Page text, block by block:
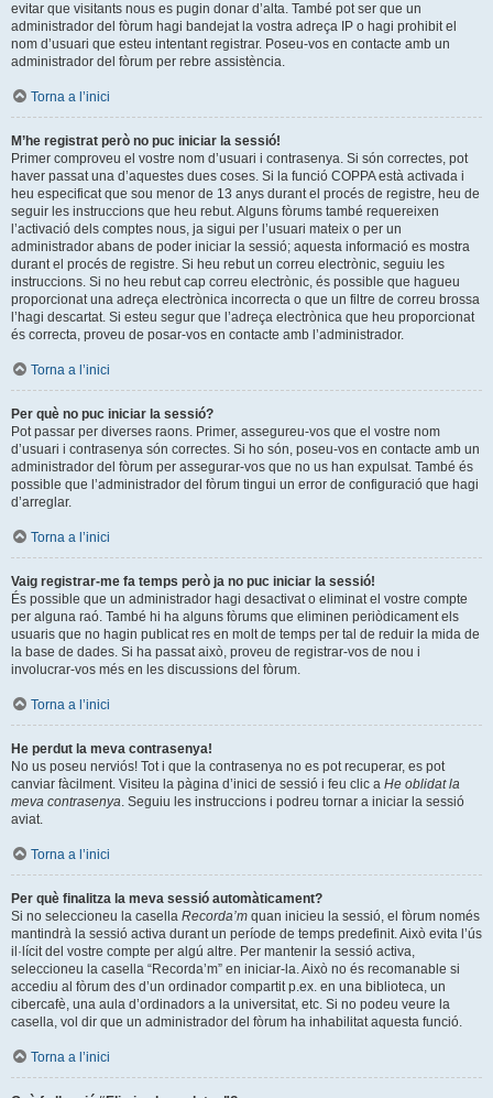
evitar que visitants nous es pugin donar d’alta. També pot ser que un
administrador del fòrum hagi bandejat la vostra adreça IP o hagi prohibit el
nom d’usuari que esteu intentant registrar. Poseu-vos en contacte amb un
administrador del fòrum per rebre assistència.
Torna a l’inici
M’he registrat però no puc iniciar la sessió!
Primer comproveu el vostre nom d’usuari i contrasenya. Si són correctes, pot
haver passat una d’aquestes dues coses. Si la funció COPPA està activada i
heu especificat que sou menor de 13 anys durant el procés de registre, heu de
seguir les instruccions que heu rebut. Alguns fòrums també requereixen
l’activació dels comptes nous, ja sigui per l’usuari mateix o per un
administrador abans de poder iniciar la sessió; aquesta informació es mostra
durant el procés de registre. Si heu rebut un correu electrònic, seguiu les
instruccions. Si no heu rebut cap correu electrònic, és possible que hagueu
proporcionat una adreça electrònica incorrecta o que un filtre de correu brossa
l’hagi descartat. Si esteu segur que l’adreça electrònica que heu proporcionat
és correcta, proveu de posar-vos en contacte amb l’administrador.
Torna a l’inici
Per què no puc iniciar la sessió?
Pot passar per diverses raons. Primer, assegureu-vos que el vostre nom
d’usuari i contrasenya són correctes. Si ho són, poseu-vos en contacte amb un
administrador del fòrum per assegurar-vos que no us han expulsat. També és
possible que l’administrador del fòrum tingui un error de configuració que hagi
d’arreglar.
Torna a l’inici
Vaig registrar-me fa temps però ja no puc iniciar la sessió!
És possible que un administrador hagi desactivat o eliminat el vostre compte
per alguna raó. També hi ha alguns fòrums que eliminen periòdicament els
usuaris que no hagin publicat res en molt de temps per tal de reduir la mida de
la base de dades. Si ha passat això, proveu de registrar-vos de nou i
involucrar-vos més en les discussions del fòrum.
Torna a l’inici
He perdut la meva contrasenya!
No us poseu nerviós! Tot i que la contrasenya no es pot recuperar, es pot
canviar fàcilment. Visiteu la pàgina d’inici de sessió i feu clic a He oblidat la
meva contrasenya. Seguiu les instruccions i podreu tornar a iniciar la sessió
aviat.
Torna a l’inici
Per què finalitza la meva sessió automàticament?
Si no seleccioneu la casella Recorda’m quan inicieu la sessió, el fòrum només
mantindrà la sessió activa durant un període de temps predefinit. Això evita l’ús
il·lícit del vostre compte per algú altre. Per mantenir la sessió activa,
seleccioneu la casella “Recorda’m” en iniciar-la. Això no és recomanable si
accediu al fòrum des d’un ordinador compartit p.ex. en una biblioteca, un
cibercafè, una aula d’ordinadors a la universitat, etc. Si no podeu veure la
casella, vol dir que un administrador del fòrum ha inhabilitat aquesta funció.
Torna a l’inici